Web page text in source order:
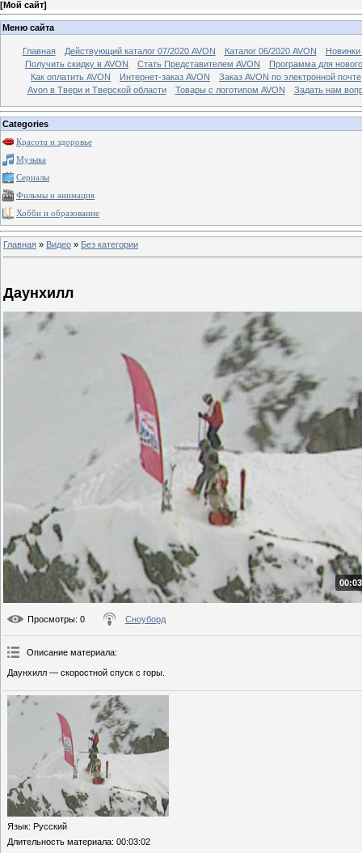
[Мой сайт]
Меню сайта
Главная Действующий каталог 07/2020 AVON Каталог 06/2020 AVON
Новинки
Получить скидку в AVON
Стать Представителем AVON
Программа для
Как оплатить AVON
Интернет-заказ AVON
Заказ AVON по электронной почте
Avon в Твери и Тверской области
Товары с логотипом AVON Задать нам
Categories
Красота и здоровье
Музыка
Сериалы
Фильмы и анимация
Хобби и образование
Главная » Видео » Без категории
Даунхилл
Просмотры: 0 Сноуборд
Описание материала:
Даунхилл — скоростной спуск с горы.
Язык: Русский
Длительность материала: 00:03:02